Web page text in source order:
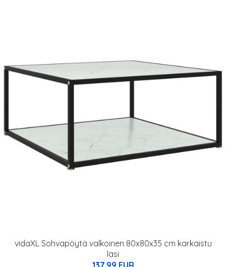
vidaXL Sohvapöytä valkoinen 80x80x35 cm karkaistu
lasi
137.99 EUR